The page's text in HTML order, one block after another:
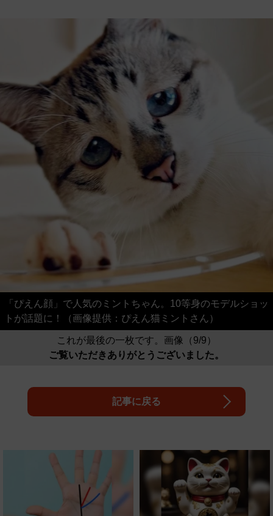
「ぴえん顔」で人気のミントちゃん。10等身のモデルショッ
トが話題に！（画像提供：ぴえん猫ミントさん）
これが最後の一枚です。画像（9/9）
ご覧いただきありがとうございました。
記事に戻る